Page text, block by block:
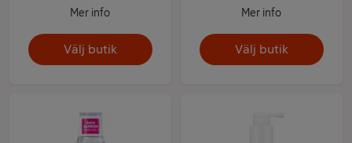
Mer info
Välj butik
Mer info
Välj butik